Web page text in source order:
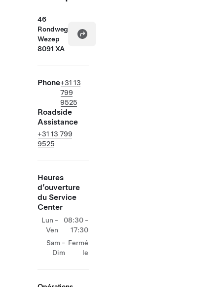
46
Rondweg
Wezep
8091 XA
Phone+31 13
799
9525
Roadside
Assistance
+31 13 799
9525
Heures
d’ouverture
du Service
Center
Lun -
Ven
08:30 -
17:30
Sam -
Dim
Fermé
le